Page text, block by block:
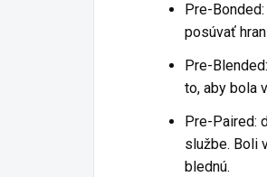
Pre-
posúvať
Pre-
to, aby bola
Pre-Paired:
službe. Boli
blednú.